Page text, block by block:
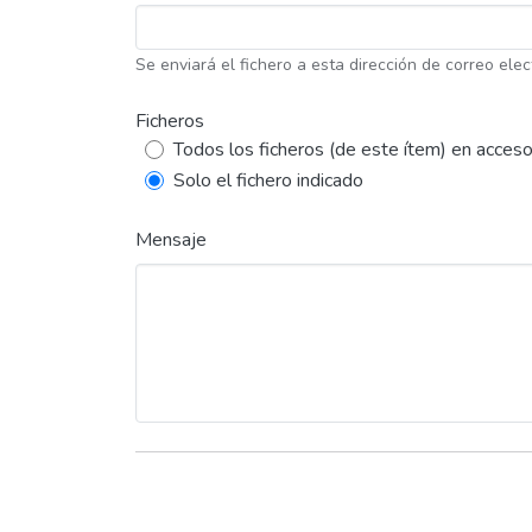
Se enviará el fichero a esta dirección de correo
Ficheros
Todos los ficheros (de este ítem) en
Solo el fichero indicado
Mensaje